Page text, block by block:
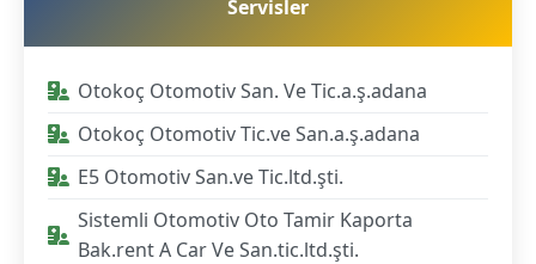
Servisler
Otokoç Otomotiv San. Ve Tic.a.ş.adana
Otokoç Otomotiv Tic.ve San.a.ş.adana
E5 Otomotiv San.ve Tic.ltd.şti.
Sistemli Otomotiv Oto Tamir Kaporta
Bak.rent A Car Ve San.tic.ltd.şti.